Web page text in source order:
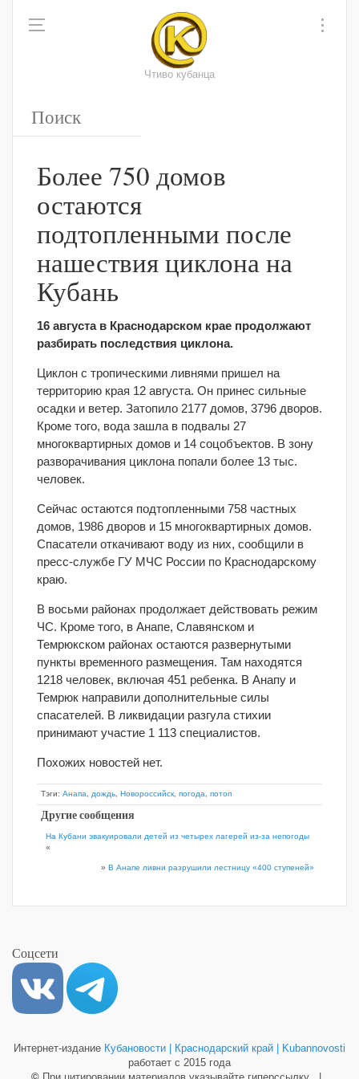
Чтиво кубанца
Более 750 домов
остаются
подтопленными после
нашествия циклона на
Кубань
16 августа в Краснодарском крае продолжают
разбирать последствия циклона.
Циклон с тропическими ливнями пришел на
территорию края 12 августа. Он принес сильные
осадки и ветер. Затопило 2177 домов, 3796 дворов.
Кроме того, вода зашла в подвалы 27
многоквартирных домов и 14 соцобъектов. В зону
разворачивания циклона попали более 13 тыс.
человек.
Сейчас остаются подтопленными 758 частных
домов, 1986 дворов и 15 многоквартирных домов.
Спасатели откачивают воду из них, сообщили в
пресс-службе ГУ МЧС России по Краснодарскому
краю.
В восьми районах продолжает действовать режим
ЧС. Кроме того, в Анапе, Славянском и
Темрюкском районах остаются развернутыми
пункты временного размещения. Там находятся
1218 человек, включая 451 ребенка. В Анапу и
Темрюк направили дополнительные силы
спасателей. В ликвидации разгула стихии
принимают участие 1 113 специалистов.
Похожих новостей нет.
Тэги: Анапа дождь Новороссийск погода потоп
Другие сообщения
На Кубани эвакуировали детей из четырех лагерей из-за непогоды
«
» В Анапе ливни разрушили лестницу «400 ступеней»
Соцсети
Интернет-издание Кубановости | Краснодарский край | Kubannovosti
работает с 2015 года